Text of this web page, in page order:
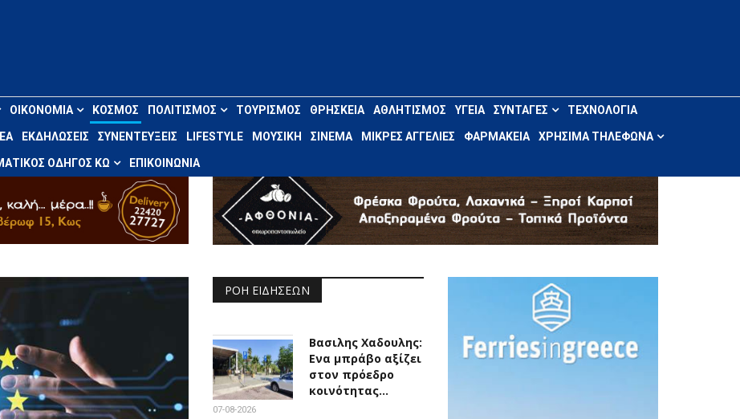
ΟΙΚΟΝΟΜΊΑ ΚΌΣΜΟΣ ΠΟΛΙΤΙΣΜΌΣ ΤΟΥΡΙΣΜΌΣ ΘΡΗΣΚΕΊΑ ΑΘΛΗΤΙΣΜΌΣ ΥΓΕΊΑ ΣΥΝΤΑΓΈΣ ΤΕΧΝΟΛΟΓΊΑ
ΕΚΔΗΛΏΣΕΙΣ ΣΥΝΕΝΤΕΎΞΕΙΣ LIFESTYLE ΜΟΥΣΙΚΉ ΣΙΝΕΜΆ ΜΙΚΡΈΣ ΑΓΓΕΛΊΕΣ ΦΑΡΜΑΚΕΊΑ ΧΡΉΣΙΜΑ ΤΗΛΈΦΩΝΑ
ΟΔΗΓΌΣ ΚΩ ΕΠΙΚΟΙΝΩΝΊΑ
ΡΟΉ ΕΙΔΉΣΕΩΝ
Βασιλης Χαδουλης:
Ενα μπράβο αξίζει
στον πρόεδρο
κοινότητας…
07-08-2026